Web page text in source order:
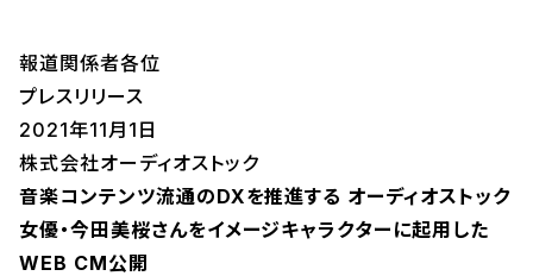
報道関係者各位
プレスリリース
2021年11月1日
株式会社オーディオストック
音楽コンテンツ流通のDXを推進する オーディオストック
女優・今田美桜さんをイメージキャラクターに起用した
WEB CM公開